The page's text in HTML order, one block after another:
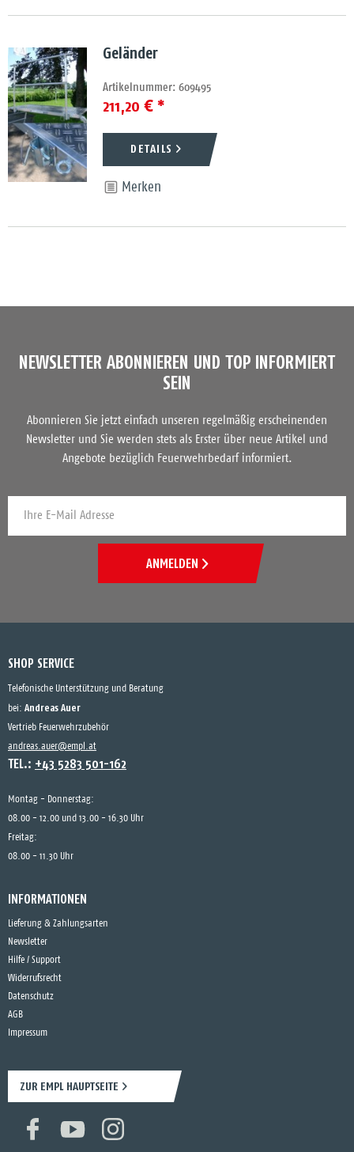
Geländer
Artikelnummer: 609495
211,20 € *
DETAILS
Merken
NEWSLETTER ABONNIEREN UND TOP INFORMIERT
SEIN
Abonnieren Sie jetzt einfach unseren regelmäßig erscheinenden
Newsletter und Sie werden stets als Erster über neue Artikel und
Angebote bezüglich Feuerwehrbedarf informiert.
ANMELDEN
SHOP SERVICE
Telefonische Unterstützung und Beratung
bei: Andreas Auer
Vertrieb Feuerwehrzubehör
andreas.auer@empl.at
TEL.: +43 5283 501-162
Montag - Donnerstag:
08.00 - 12.00 und 13.00 - 16.30 Uhr
Freitag:
08.00 - 11.30 Uhr
INFORMATIONEN
Lieferung & Zahlungsarten
Newsletter
Hilfe / Support
Widerrufsrecht
Datenschutz
AGB
Impressum
ZUR EMPL HAUPTSEITE